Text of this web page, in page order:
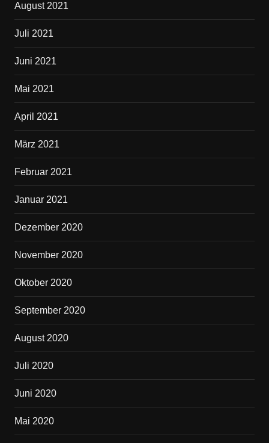
August 2021
Juli 2021
Juni 2021
Mai 2021
April 2021
März 2021
Februar 2021
Januar 2021
Dezember 2020
November 2020
Oktober 2020
September 2020
August 2020
Juli 2020
Juni 2020
Mai 2020